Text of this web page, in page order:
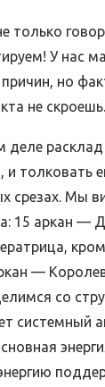
только
У нас
но
не скроешь.
деле расклад
и толковать
срезах. Мы
15 аркан —
—
со
системный